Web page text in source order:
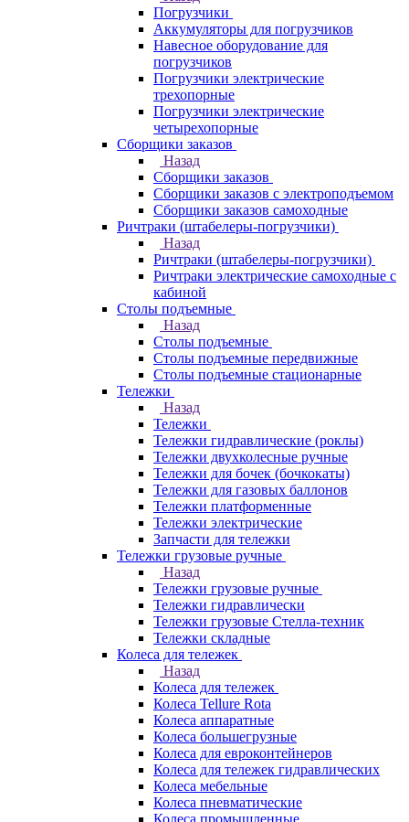
Погрузчики
Аккумуляторы для погрузчиков
Навесное оборудование для
погрузчиков
Погрузчики электрические
трехопорные
Погрузчики электрические
четырехопорные
Сборщики заказов
Назад
Сборщики заказов
Сборщики заказов с электроподъемом
Сборщики заказов самоходные
Ричтраки (штабелеры-погрузчики)
Назад
Ричтраки (штабелеры-погрузчики)
Ричтраки электрические самоходные с
кабиной
Столы подъемные
Назад
Столы подъемные
Столы подъемные передвижные
Столы подъемные стационарные
Тележки
Назад
Тележки
Тележки гидравлические (роклы)
Тележки двухколесные ручные
Тележки для бочек (бочкокаты)
Тележки для газовых баллонов
Тележки платформенные
Тележки электрические
Запчасти для тележки
Тележки грузовые ручные
Назад
Тележки грузовые ручные
Тележки гидравлически
Тележки грузовые Стелла-техник
Тележки складные
Колеса для тележек
Назад
Колеса для тележек
Колеса Tellure Rota
Колеса аппаратные
Колеса большегрузные
Колеса для евроконтейнеров
Колеса для тележек гидравлических
Колеса мебельные
Колеса пневматические
Колеса промышленные